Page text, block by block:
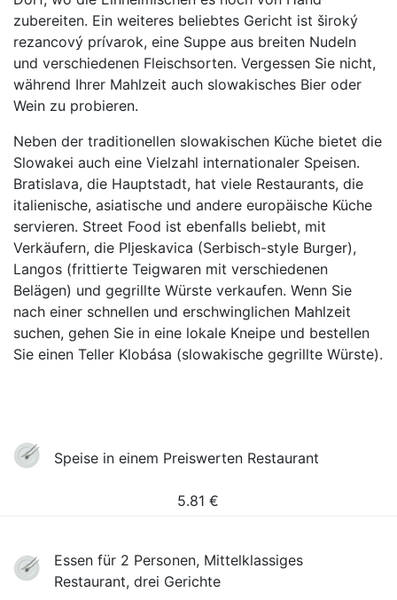
zubereiten. Ein weiteres beliebtes Gericht ist široký
rezancový prívarok, eine Suppe aus breiten Nudeln
und verschiedenen Fleischsorten. Vergessen Sie nicht,
während Ihrer Mahlzeit auch slowakisches Bier oder
Wein zu probieren.
Neben der traditionellen slowakischen Küche bietet die
Slowakei auch eine Vielzahl internationaler Speisen.
Bratislava, die Hauptstadt, hat viele Restaurants, die
italienische, asiatische und andere europäische Küche
servieren. Street Food ist ebenfalls beliebt, mit
Verkäufern, die Pljeskavica (Serbisch-style Burger),
Langos (frittierte Teigwaren mit verschiedenen
Belägen) und gegrillte Würste verkaufen. Wenn Sie
nach einer schnellen und erschwinglichen Mahlzeit
suchen, gehen Sie in eine lokale Kneipe und bestellen
Sie einen Teller Klobása (slowakische gegrillte Würste).
Speise in einem Preiswerten Restaurant
5.81 €
Essen für 2 Personen, Mittelklassiges
Restaurant, drei Gerichte